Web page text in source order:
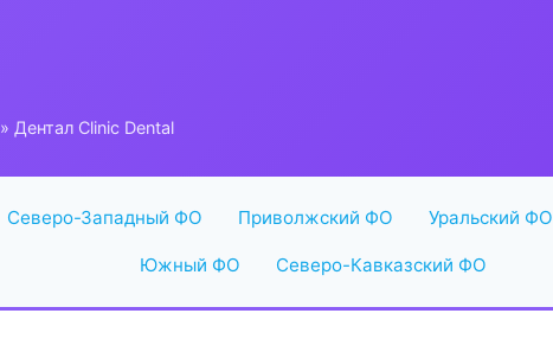
» Дентал Clinic Dental
Северо-Западный ФО Приволжский ФО Уральский ФО
Южный ФО Северо-Кавказский ФО